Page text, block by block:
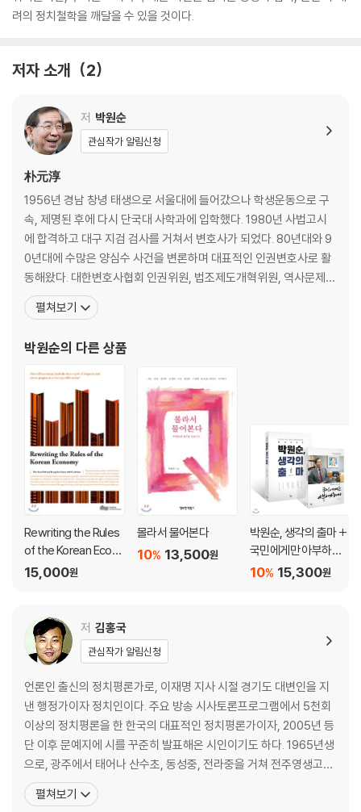
려의 정치철학을 깨달을 수 있을 것이다.
저자 소개 2
저 박원순
관심작가 알림신청
朴元淳
1956년 경남 창녕 태생으로 서울대에 들어갔으나 학생운동으로 구
속, 제명된 후에 다시 단국대 사학과에 입학했다. 1980년 사법고시
에 합격하고 대구 지검 검사를 거쳐서 변호사가 되었다. 80년대와 9
0년대에 수많은 양심수 사건을 변론하며 대표적인 인권변호사로 활
동해왔다. 대한변호사협회 인권위원, 법조제도개혁위원, 역사문제연
구소 이사장, 한겨레신문 논설위원, 한국정신대대책협의회 자문위원
으로 활동한 것도 그 시대 박 변호사의 발자취이다. 90년대 초반에는
펼쳐보기
박원순의 다른 상품
Rewriting the Rules
of the Korean Econo
my
15,000원
몰라서 물어본다
13,500원
10%
박원순, 생각의 출마 +
국민에게만 아부하겠
습니다 세트15,300원
10%
저 김홍국
관심작가 알림신청
언론인 출신의 정치평론가로, 이재명 지사 시절 경기도 대변인을 지
낸 행정가이자 정치인이다. 주요 방송 시사토론프로그램에서 5천회
이상의 정치평론을 한 한국의 대표적인 정치평론가이자, 2005년 등
단 이후 문예지에 시를 꾸준히 발표해온 시인이기도 하다. 1965년생
으로, 광주에서 태어나 산수초, 동성중, 전라중을 거쳐 전주영생고를
졸업했다. 연세대학교 건축학과에서 학사와 석사를, 경기대학교에서
국제정치학 박사를, 한국개발연구원(KDI) 국제정책대학원에서 경영
펼쳐보기